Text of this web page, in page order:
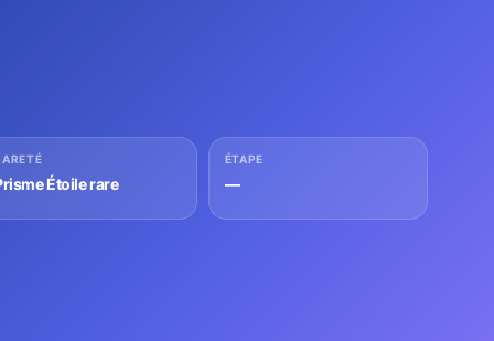
Étoile rare
ÉTAPE
—